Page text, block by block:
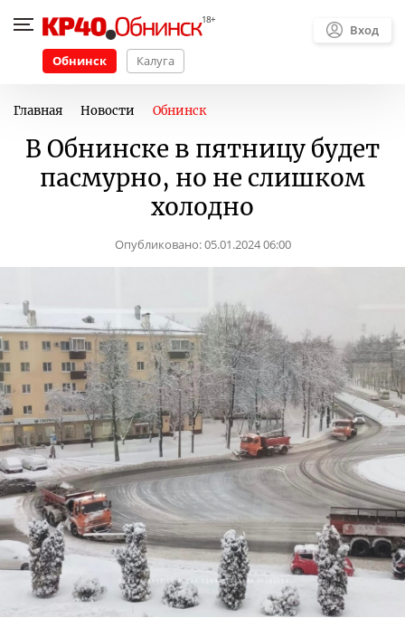
Обнинск Калуга
Вход
Главная Новости Обнинск
В Обнинске в пятницу будет
пасмурно, но не слишком
холодно
Опубликовано:05.01.2024 06:00